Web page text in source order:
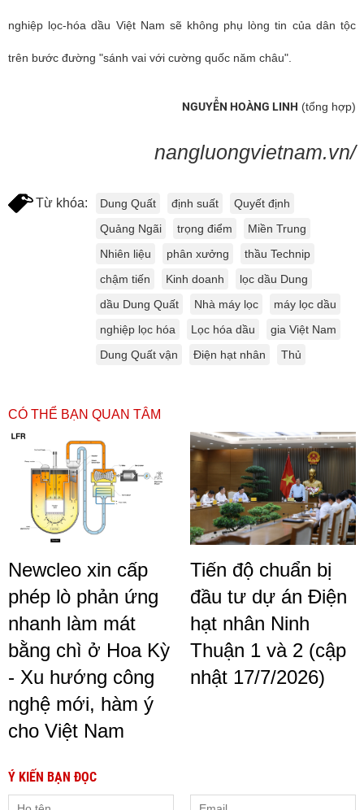
nghiệp lọc-hóa dầu Việt Nam sẽ không phụ lòng tin của dân tộc
trên bước đường "sánh vai với cường quốc năm châu".
NGUYỄN HOÀNG LINH (tổng hợp)
nangluongvietnam.vn/
Từ khóa: Dung Quất định suất
Quyết định
Quảng Ngãi
trọng điểm
Miền Trung
Nhiên liệu
phân xưởng
thầu Technip
chậm tiến
Kinh doanh
lọc dầu Dung
dầu Dung Quất
Nhà máy lọc
máy lọc dầu
nghiệp lọc hóa
Lọc hóa dầu
gia Việt Nam
Dung Quất vận
Điện hạt nhân Thủ
CÓ THỂ BẠN QUAN TÂM
Newcleo xin cấp
phép lò phản ứng
nhanh làm mát
bằng chì ở Hoa Kỳ
- Xu hướng công
nghệ mới, hàm ý
cho Việt Nam
Tiến độ chuẩn bị
đầu tư dự án Điện
hạt nhân Ninh
Thuận 1 và 2 (cập
nhật 17/7/2026)
Ý KIẾN BẠN ĐỌC